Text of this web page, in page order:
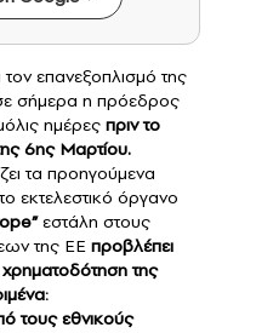
επανεξοπλισμό της
σήμερα η πρόεδρος
ημέρεςπριν το
6ης Μαρτίου.
τα προηγούμενα
εκτελεστικό όργανο
εστάλη στους
της ΕΕπροβλέπει
χρηματοδότηση της
τους εθνικούς